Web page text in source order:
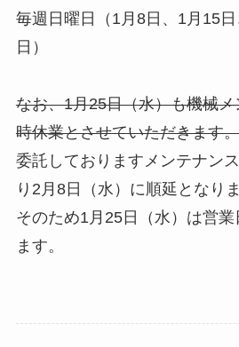
毎週日曜日（1月8日、1月15
日）
なお、1月25日（水）も機械
時休業とさせていただきます。
委託しておりますメンテナン
り2月8日（水）に順延となりま
そのため1月25日（水）は営業
ます。